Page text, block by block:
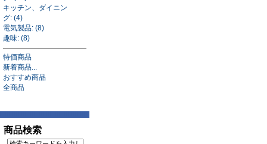
キッチン、ダイニン
グ: (4)
電気製品: (8)
趣味: (8)
特価商品
新着商品...
おすすめ商品
全商品
商品検索